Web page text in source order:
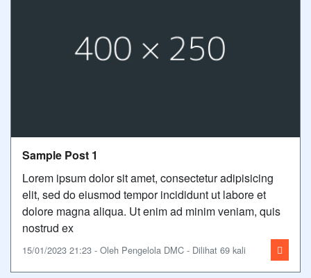
Sample Post 1
Lorem ipsum dolor sit amet, consectetur adipisicing
elit, sed do eiusmod tempor incididunt ut labore et
dolore magna aliqua. Ut enim ad minim veniam, quis
nostrud ex
15/01/2023 21:23 - Oleh Pengelola DMC - Dilihat 69 kali